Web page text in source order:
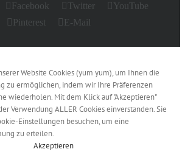
Facebook Twitter
YouTube
Pinterest
E-Mail
Website Cookies (yum yum), um Ihnen die
zu ermöglichen, indem wir Ihre Präferenzen
wiederholen. Mit dem Klick auf "Akzeptieren"
Verwendung ALLER Cookies einverstanden. Sie
Einstellungen besuchen, um eine
zu erteilen.
Akzeptieren